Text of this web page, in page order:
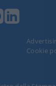
Cookie